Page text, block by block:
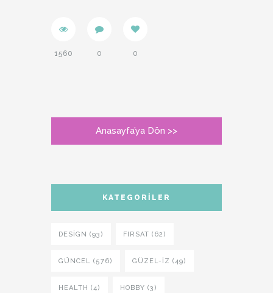
1560 0 0
Anasayfa’ya Dön >>
KATEGORILER
DESIGN (93) FIRSAT (62)
GÜNCEL (576) GÜZEL-IZ (49)
HEALTH (4) HOBBY (3)